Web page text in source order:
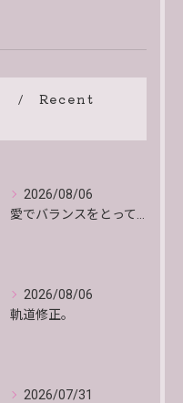
Recent
2026/08/06
2026/08/06
軌道修正。
2026/07/31